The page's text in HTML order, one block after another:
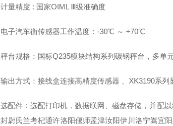
计量精度 : 国家OIML Ⅲ级准确度
电子汽车衡传感器工作温度：-30℃ ～ +70℃
秤台规格：国标Q235模块结构系列碳钢秤台，多单
输出方式：接线盒连接高精度传感器 、XK3190系列
选配件：选配打印机，数据联网、磁盘存储，并配
封尉氏兰考杞通许洛阳偃师孟津汝阳伊川洛宁嵩宜